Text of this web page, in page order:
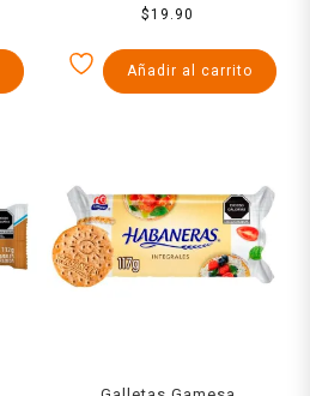
con chispas de chocolate
$19.90
Añadir al carrito